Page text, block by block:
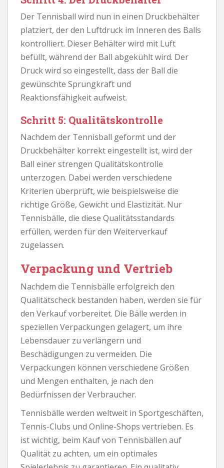
Der Tennisball wird nun in einen Druckbehälter
platziert, der den Luftdruck im Inneren des Balls
kontrolliert. Dieser Behälter wird mit Luft
befüllt, während der Ball abgekühlt wird. Der
Druck wird so eingestellt, dass der Ball die
gewünschte Sprungkraft und
Reaktionsfähigkeit aufweist.
Schritt 5: Qualitätskontrolle
Nachdem der Tennisball geformt und der
Druckbehälter korrekt eingestellt ist, wird der
Ball einer strengen Qualitätskontrolle
unterzogen. Dabei werden verschiedene
Kriterien überprüft, wie beispielsweise die
richtige Größe, Gewicht und Elastizität. Nur
Tennisbälle, die diese Qualitätsstandards
erfüllen, werden für den Weiterverkauf
zugelassen.
Verpackung und Vertrieb
Nachdem die Tennisbälle erfolgreich den
Qualitätscheck bestanden haben, werden sie für
den Verkauf vorbereitet. Die Bälle werden in
speziellen Verpackungen gelagert, um ihre
Lebensdauer zu verlängern und
Beschädigungen zu vermeiden. Die
Verpackungen können verschiedene Größen
und Mengen enthalten, je nach den
Bedürfnissen der Verbraucher.
Tennisbälle werden weltweit in Sportgeschäften,
Tennis-Clubs und Online-Shops vertrieben. Es
ist wichtig, beim Kauf von Tennisbällen auf
Qualität zu achten, um ein optimales